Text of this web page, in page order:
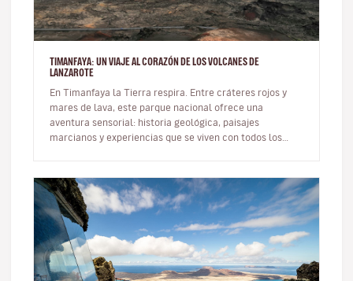
TIMANFAYA: UN VIAJE AL CORAZÓN DE LOS VOLCANES DE
LANZAROTE
En Timanfaya la Tierra respira. Entre cráteres rojos y
mares de lava, este parque nacional ofrece una
aventura sensorial: historia geológica, paisajes
marcianos y experiencias que se viven con todos los